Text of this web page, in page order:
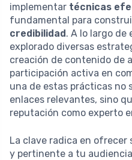
implementar técnicas
fundamental para
credibilidad. A lo largo de
explorado diversas
creación de contenido de
participación activa en
una de estas prácticas no
enlaces relevantes, sino
reputación como experto
La clave radica en ofrecer
y pertinente a tu